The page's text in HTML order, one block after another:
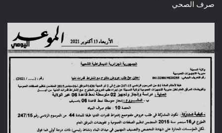
صرف الصحي